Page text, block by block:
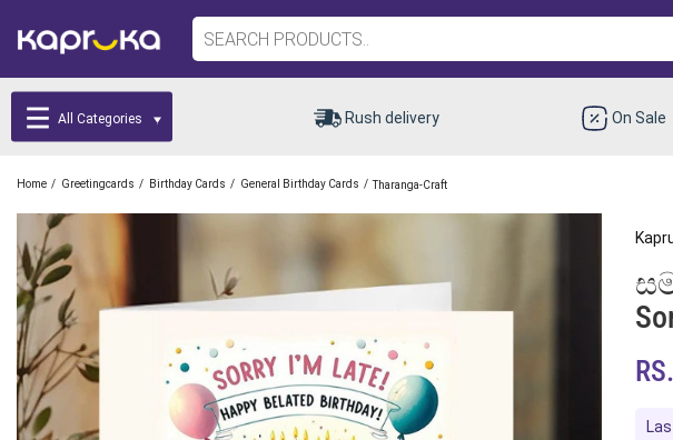
All Categories Rush delivery On Sale
Home / Greetingcards / Birthday Cards / General Birthday Cards / Tharanga-Craft